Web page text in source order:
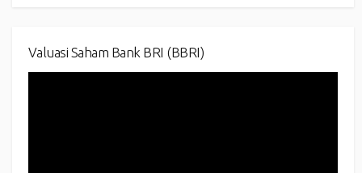
Valuasi Saham Bank BRI (BBRI)